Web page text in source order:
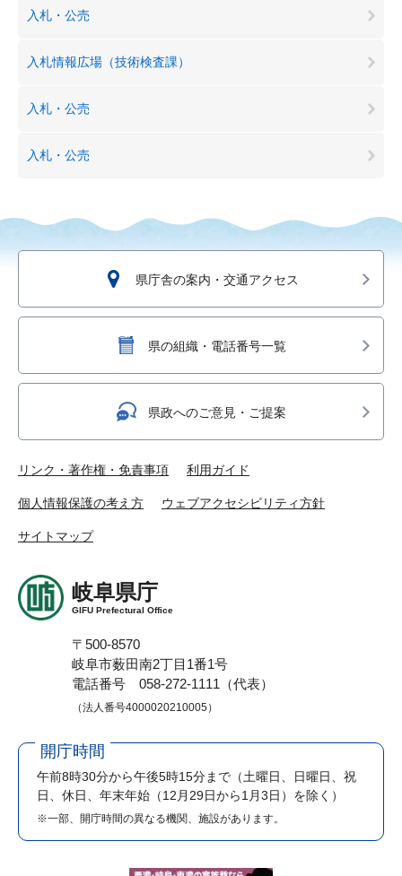
入札・公売
入札情報広場（技術検査課）
入札・公売
入札・公売
県庁舎の案内・交通アクセス
県の組織・電話番号一覧
県政へのご意見・ご提案
リンク・著作権・免責事項 利用ガイド
個人情報保護の考え方 ウェブアクセシビリティ方針
サイトマップ
岐阜県庁
GIFU Prefectural Office
〒500-8570
岐阜市薮田南2丁目1番1号
電話番号 058-272-1111（代表）
（法人番号4000020210005）
開庁時間
午前8時30分から午後5時15分まで （土曜日、日曜日、祝
日、休日、年末年始（12月29日から1月3日）を除く）
※一部、開庁時間の異なる機関、施設があります。